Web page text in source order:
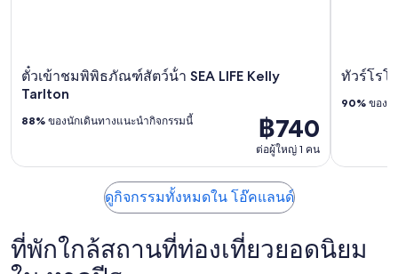
ตั๋วเข้าชมพิพิธภัณฑ์สัตว์น้ํา SEA LIFE Kelly
Tarlton
฿740
ต่อผู้ใหญ่ 1 คน
88% ของนักเดินทางแนะนำกิจกรรมนี้
ทัวร์โรโ
90% ของนั
ดูกิจกรรมทั้งหมดใน โอ๊คแลนด์
ที่พักใกล้สถานที่ท่องเที่ยวยอดนิยม